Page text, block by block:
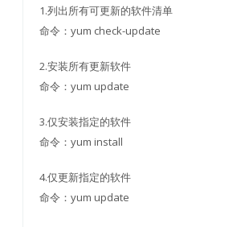
1.列出所有可更新的软件清单
命令：yum check-update
2.安装所有更新软件
命令：yum update
3.仅安装指定的软件
命令：yum install
4.仅更新指定的软件
命令：yum update